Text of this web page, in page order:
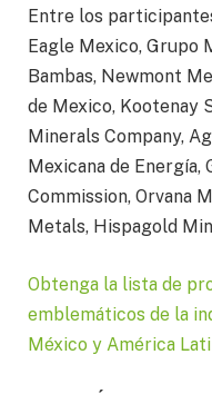
Entre los
Eagle Mexico, Grupo
Bambas, Newmont
de Mexico, Kootenay
Minerals Company,
Mexicana de Energía,
Commission, Orvana
Metals, Hispagold
Obtenga la lista de
emblemáticos de la
México y América